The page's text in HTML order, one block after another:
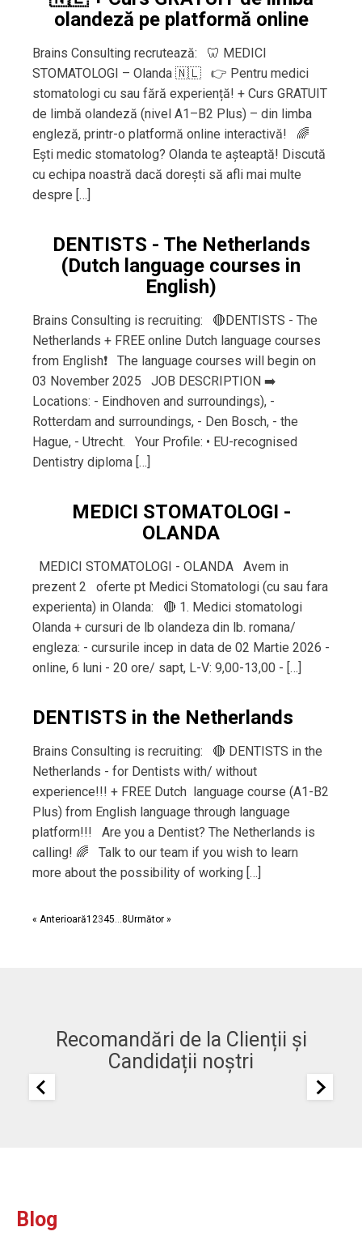
olandeză pe platformă online
Brains Consulting recrutează: 🦷 MEDICI
STOMATOLOGI – Olanda 🇳🇱 👉 Pentru medici
stomatologi cu sau fără experiență! + Curs GRATUIT
de limbă olandeză (nivel A1–B2 Plus) – din limba
engleză, printr-o platformă online interactivă! 🌈
Ești medic stomatolog? Olanda te așteaptă! Discută
cu echipa noastră dacă dorești să afli mai multe
despre […]
DENTISTS - The Netherlands
(Dutch language courses in
English)
Brains Consulting is recruiting: 🔴DENTISTS - The
Netherlands + FREE online Dutch language courses
from English❗️ The language courses will begin on
03 November 2025 JOB DESCRIPTION ➡️
Locations: - Eindhoven and surroundings), -
Rotterdam and surroundings, - Den Bosch, - the
Hague, - Utrecht. Your Profile: • EU-recognised
Dentistry diploma […]
MEDICI STOMATOLOGI -
OLANDA
MEDICI STOMATOLOGI - OLANDA Avem in
prezent 2 oferte pt Medici Stomatologi (cu sau fara
experienta) in Olanda: 🔴 1. Medici stomatologi
Olanda + cursuri de lb olandeza din lb. romana/
engleza: - cursurile incep in data de 02 Martie 2026 -
online, 6 luni - ⁠20 ore/ sapt, L-V: 9,00-13,00 - […]
DENTISTS in the Netherlands
Brains Consulting is recruiting: 🔴 DENTISTS in the
Netherlands - for Dentists with/ without
experience!!! + FREE Dutch language course (A1-B2
Plus) from English language through language
platform!!! Are you a Dentist? The Netherlands is
calling! 🌈 Talk to our team if you wish to learn
more about the possibility of working […]
« Anterioară1 2345…8Următor »
Recomandări de la Clienții și
Candidații noștri
Blog